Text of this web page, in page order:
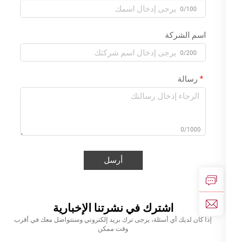
0/100
اسم الشركة
0/200
رسالة
0/1000
أرسل
اشترك في نشرتنا الإخبارية
إذا كان لديك أي أسئلة، يرجى ترك بريد إلكتروني وسنتواصل معك في أقرب
وقت ممكن